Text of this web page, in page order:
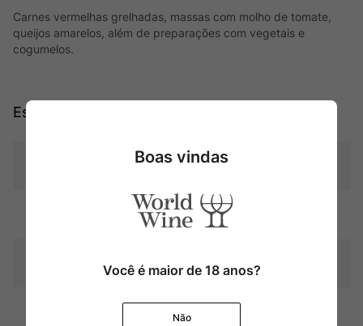
Carnes vermelhas grelhadas, massas com molho de tomate,
queijos amarelos, além de preparações com vegetais e
cogumelos.
Especificações
Tintos
Blend
Produtor Ver Sacrum
Boas vindas
Você é maior de 18 anos?
Não